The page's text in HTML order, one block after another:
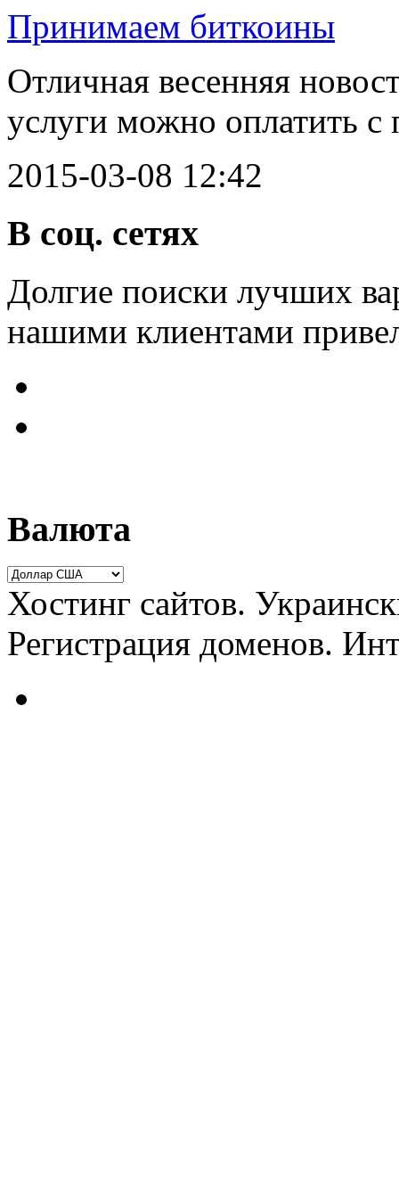
Принимаем биткоины
Отличная весенняя
услуги можно оплатить
2015-03-08 12:42
В соц. сетях
Долгие поиски лучших
нашими клиентами
Валюта
Хостинг сайтов.
Регистрация доменов.